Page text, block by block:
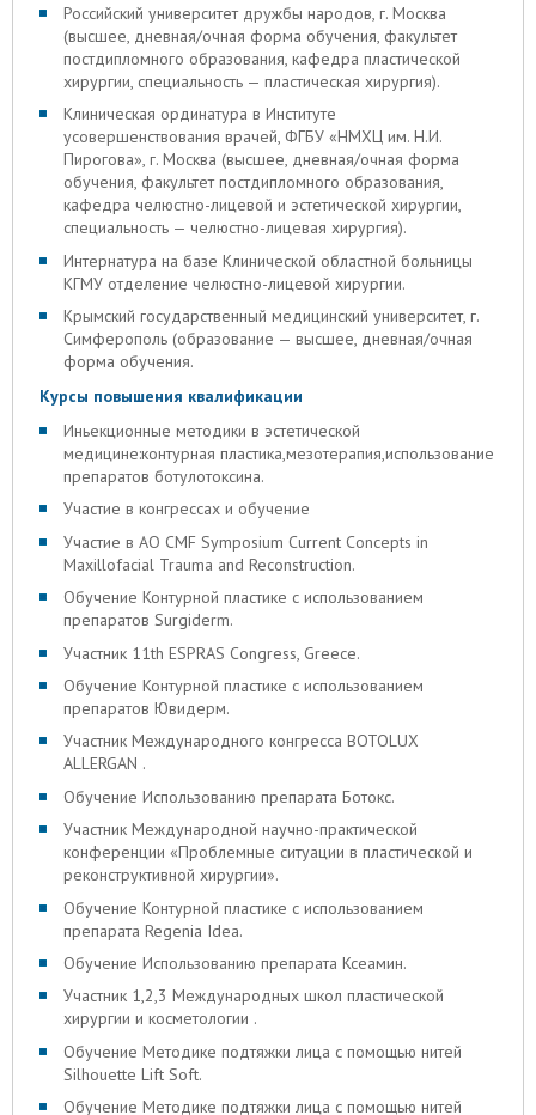
Российский университет дружбы народов, г. Москва
(высшее, дневная/очная форма обучения, факультет
постдипломного образования, кафедра пластической
хирургии, специальность — пластическая хирургия).
Клиническая ординатура в Институте
усовершенствования врачей, ФГБУ «НМХЦ им. Н.И.
Пирогова», г. Москва (высшее, дневная/очная форма
обучения, факультет постдипломного образования,
кафедра челюстно-лицевой и эстетической хирургии,
специальность — челюстно-лицевая хирургия).
Интернатура на базе Клинической областной больницы
КГМУ отделение челюстно-лицевой хирургии.
Крымский государственный медицинский университет, г.
Симферополь (образование — высшее, дневная/очная
форма обучения.
Курсы повышения квалификации
Иньекционные методики в эстетической
медицине:контурная пластика,мезотерапия,использование
препаратов ботулотоксина.
Участие в конгрессах и обучение
Участие в AO CMF Symposium Сurrent Concepts in
Maxillofacial Trauma and Reconstruction.
Обучение Контурной пластике с использованием
препаратов Surgiderm.
Участник 11th ESPRAS Congress, Greece.
Обучение Контурной пластике с использованием
препаратов Ювидерм.
Участник Международного конгресса BOTOLUX
ALLERGAN .
Обучение Использованию препарата Ботокс.
Участник Международной научно-практической
конференции «Проблемные ситуации в пластической и
реконструктивной хирургии».
Обучение Контурной пластике с использованием
препарата Regenia Idea.
Обучение Использованию препарата Ксеамин.
Участник 1,2,3 Международных школ пластической
хирургии и косметологии .
Обучение Методике подтяжки лица с помощью нитей
Silhouette Lift Soft.
Обучение Методике подтяжки лица с помощью нитей